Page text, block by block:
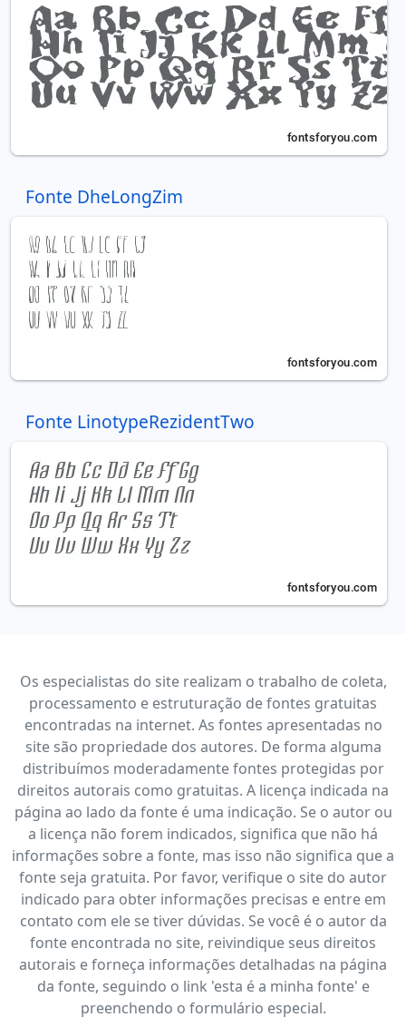
Fonte DheLongZim
Fonte LinotypeRezidentTwo
Os especialistas do site realizam o trabalho de coleta,
processamento e estruturação de fontes gratuitas
encontradas na internet. As fontes apresentadas no
site são propriedade dos autores. De forma alguma
distribuímos moderadamente fontes protegidas por
direitos autorais como gratuitas. A licença indicada na
página ao lado da fonte é uma indicação. Se o autor ou
a licença não forem indicados, significa que não há
informações sobre a fonte, mas isso não significa que a
fonte seja gratuita. Por favor, verifique o site do autor
indicado para obter informações precisas e entre em
contato com ele se tiver dúvidas. Se você é o autor da
fonte encontrada no site, reivindique seus direitos
autorais e forneça informações detalhadas na página
da fonte, seguindo o link 'esta é a minha fonte' e
preenchendo o formulário especial.